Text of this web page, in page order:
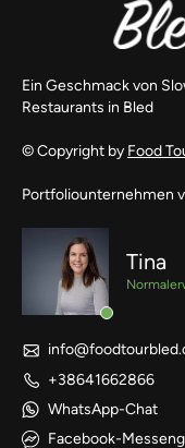
Ein Geschmack von
Restaurants in Bled
© Copyright by Food
Portfoliounternehmen
Tina
+38641662866
WhatsApp-Chat
Facebook-